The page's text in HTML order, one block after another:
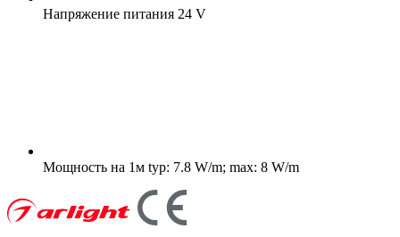
Напряжение питания 24 V
Мощность на 1м typ: 7.8 W/m; max: 8 W/m